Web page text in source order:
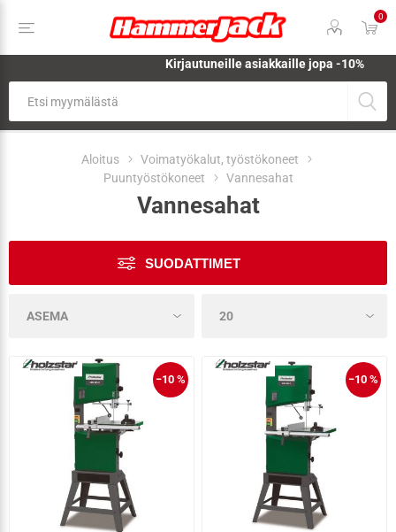
0
Kirjautuneille asiakkaille jopa -10%
Aloitus
Voimatyökalut, työstökoneet
Puuntyöstökoneet
Vannesahat
Vannesahat
SUODATTIMET
−10 % −10 %